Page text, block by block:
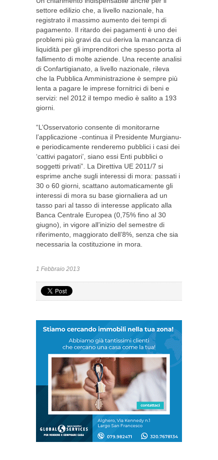
settore edilizio che, a livello nazionale, ha
registrato il massimo aumento dei tempi di
pagamento. Il ritardo dei pagamenti è uno dei
problemi più gravi da cui deriva la mancanza di
liquidità per gli imprenditori che spesso porta al
fallimento di molte aziende. Una recente analisi
di Confartigianato, a livello nazionale, rileva
che la Pubblica Amministrazione è sempre più
lenta a pagare le imprese fornitrici di beni e
servizi: nel 2012 il tempo medio è salito a 193
giorni.
“L’Osservatorio consente di monitorarne
l’applicazione -continua il Presidente Murgianu-
e periodicamente renderemo pubblici i casi dei
‘cattivi pagatori’, siano essi Enti pubblici o
soggetti privati”. La Direttiva UE 2011/7 si
esprime anche sugli interessi di mora: passati i
30 o 60 giorni, scattano automaticamente gli
interessi di mora su base giornaliera ad un
tasso pari al tasso di interesse applicato alla
Banca Centrale Europea (0,75% fino al 30
giugno), in vigore all’inizio del semestre di
riferimento, maggiorato dell’8%, senza che sia
necessaria la costituzione in mora.
1 Febbraio 2013